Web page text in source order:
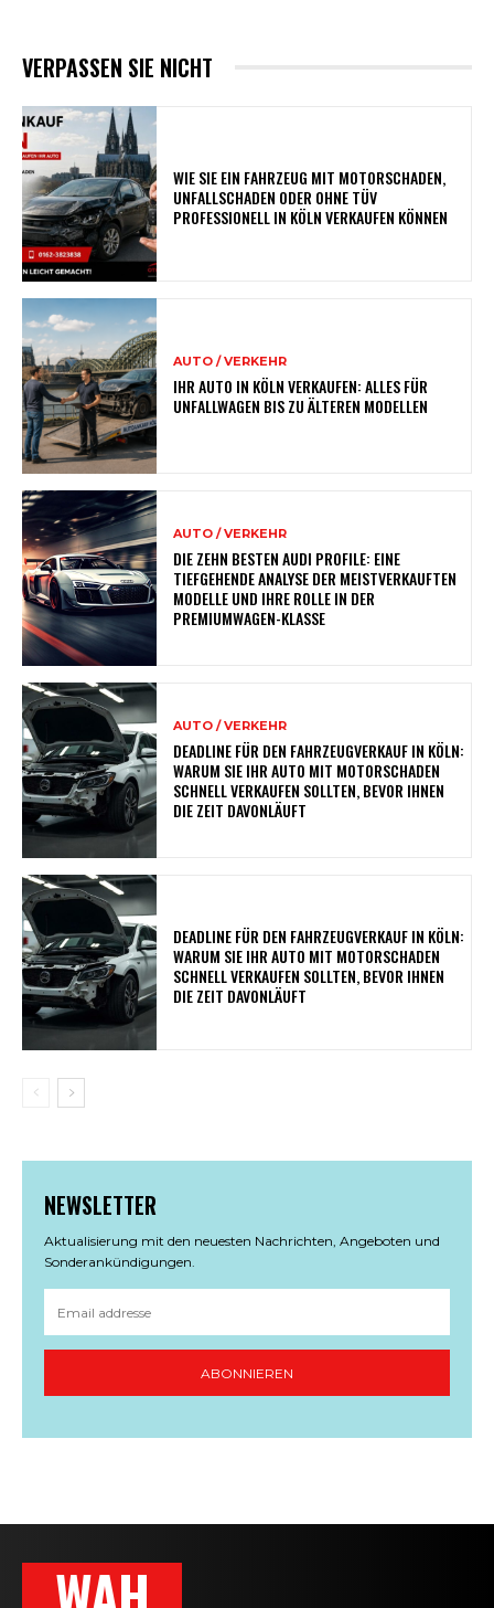
VERPASSEN SIE NICHT
WIE SIE EIN FAHRZEUG MIT MOTORSCHADEN,
UNFALLSCHADEN ODER OHNE TÜV
PROFESSIONELL IN KÖLN VERKAUFEN KÖNNEN
AUTO / VERKEHR
IHR AUTO IN KÖLN VERKAUFEN: ALLES FÜR
UNFALLWAGEN BIS ZU ÄLTEREN MODELLEN
AUTO / VERKEHR
DIE ZEHN BESTEN AUDI PROFILE: EINE
TIEFGEHENDE ANALYSE DER MEISTVERKAUFTEN
MODELLE UND IHRE ROLLE IN DER
PREMIUMWAGEN-KLASSE
AUTO / VERKEHR
DEADLINE FÜR DEN FAHRZEUGVERKAUF IN KÖLN:
WARUM SIE IHR AUTO MIT MOTORSCHADEN
SCHNELL VERKAUFEN SOLLTEN, BEVOR IHNEN
DIE ZEIT DAVONLÄUFT
DEADLINE FÜR DEN FAHRZEUGVERKAUF IN KÖLN:
WARUM SIE IHR AUTO MIT MOTORSCHADEN
SCHNELL VERKAUFEN SOLLTEN, BEVOR IHNEN
DIE ZEIT DAVONLÄUFT
NEWSLETTER
Aktualisierung mit den neuesten Nachrichten, Angeboten und
Sonderankündigungen.
ABONNIEREN